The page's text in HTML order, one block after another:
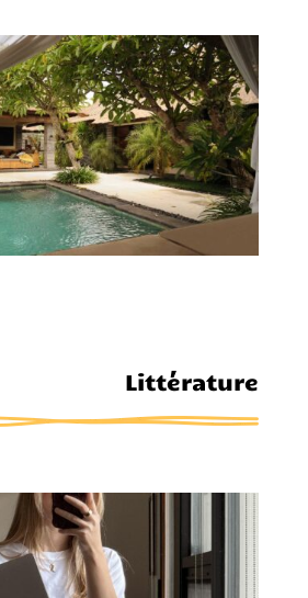
Littérature